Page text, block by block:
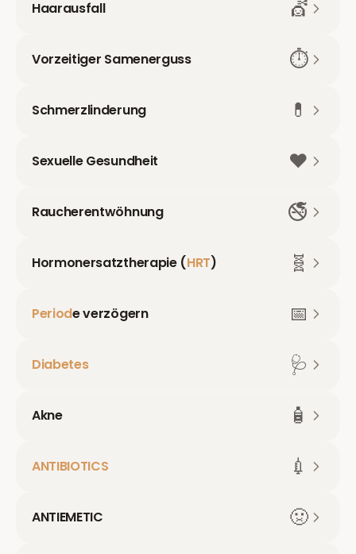
Haarausfall 💇
Vorzeitiger Samenerguss ⏱️
Schmerzlinderung 💊
Sexuelle Gesundheit ❤️
Raucherentwöhnung 🚭
Hormonersatztherapie (HRT) 🧬
Periode verzögern 📅
Diabetes 🩺
Akne 🧴
ANTIBIOTICS 💉
ANTIEMETIC 🤢